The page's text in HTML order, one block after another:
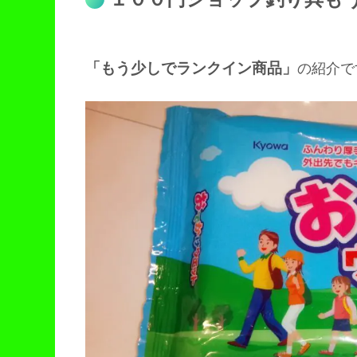
「もう少しでランクイン商品」 の紹介